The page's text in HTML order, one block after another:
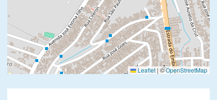
Leaflet | ©OpenStreetMap